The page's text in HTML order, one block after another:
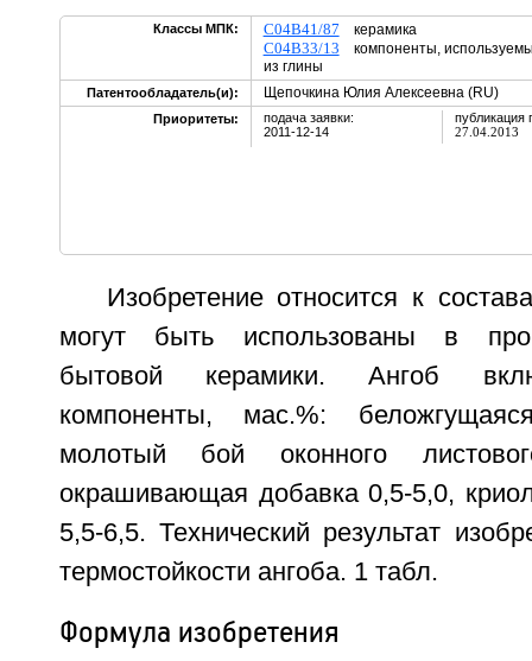
Классы МПК: C04B41/87 керамика
C04B33/13 компоненты,
из глины
Патентообладатель(и): Щепочкина Юлия Алексеевна (RU)
Приоритеты:
подача заявки:
2011-12-14
публикация
27.04.2013
Изобретение относится к
могут быть использованы в
бытовой керамики. Ангоб
компоненты, мас.%:
молотый бой оконного
окрашивающая добавка 0,5-5,0,
5,5-6,5. Технический результат
термостойкости ангоба. 1 табл.
Формула изобретения